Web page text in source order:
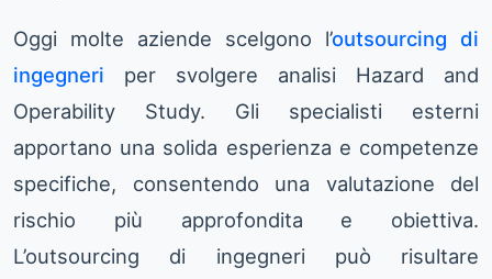
Oggi molte aziende scelgono l’outsourcing di
ingegneri per svolgere analisi Hazard and
Operability Study. Gli specialisti esterni
apportano una solida esperienza e competenze
specifiche, consentendo una valutazione del
rischio più approfondita e obiettiva.
L’outsourcing di ingegneri può risultare